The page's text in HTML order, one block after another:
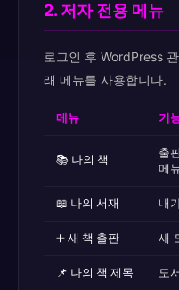
2. 저자 전용 메뉴
로그인 후 WordPress
래 메뉴를 사용합니다.
메뉴 기
📚 나의 책
출
메
📖 나의 서재 내
➕ 새 책 출판 새
📌 나의 책 제목 도